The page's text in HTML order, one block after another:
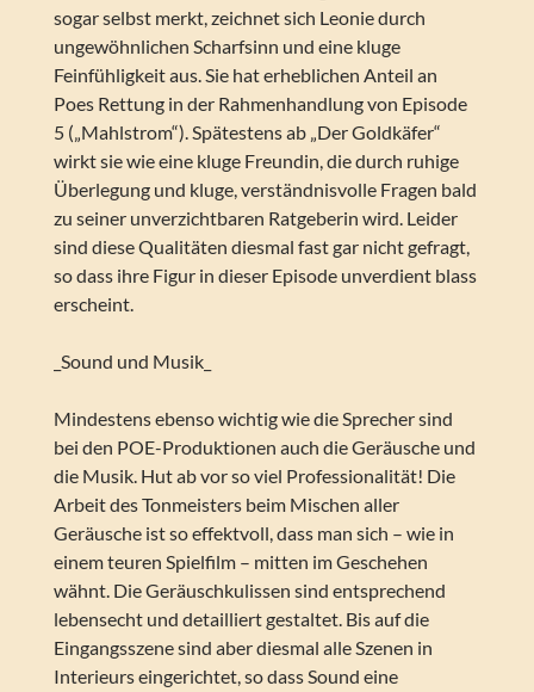
sogar selbst merkt, zeichnet sich Leonie durch
ungewöhnlichen Scharfsinn und eine kluge
Feinfühligkeit aus. Sie hat erheblichen Anteil an
Poes Rettung in der Rahmenhandlung von Episode
5 („Mahlstrom“). Spätestens ab „Der Goldkäfer“
wirkt sie wie eine kluge Freundin, die durch ruhige
Überlegung und kluge, verständnisvolle Fragen bald
zu seiner unverzichtbaren Ratgeberin wird. Leider
sind diese Qualitäten diesmal fast gar nicht gefragt,
so dass ihre Figur in dieser Episode unverdient blass
erscheint.
_Sound und Musik_
Mindestens ebenso wichtig wie die Sprecher sind
bei den POE-Produktionen auch die Geräusche und
die Musik. Hut ab vor so viel Professionalität! Die
Arbeit des Tonmeisters beim Mischen aller
Geräusche ist so effektvoll, dass man sich – wie in
einem teuren Spielfilm – mitten im Geschehen
wähnt. Die Geräuschkulissen sind entsprechend
lebensecht und detailliert gestaltet. Bis auf die
Eingangsszene sind aber diesmal alle Szenen in
Interieurs eingerichtet, so dass Sound eine